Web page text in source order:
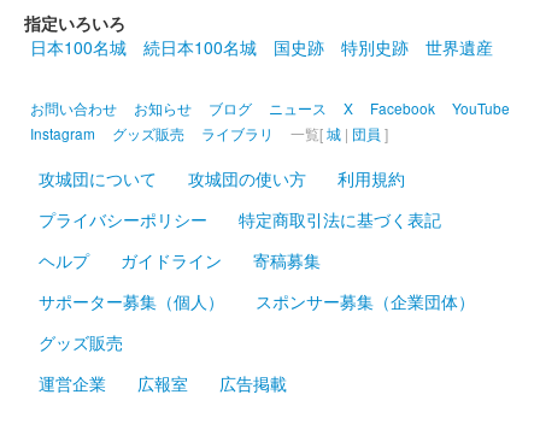
指定いろいろ
日本100名城
続日本100名城 国史跡 特別史跡 世界遺産
お問い合わせ お知らせ ブログ ニュース X Facebook
YouTube
Instagram
グッズ販売 ライブラリ 一覧[城 | 団員 ]
攻城団について 攻城団の使い方
利用規約
プライバシーポリシー
特定商取引法に基づく表記
ヘルプ
ガイドライン
寄稿募集
サポーター募集（個人）
スポンサー募集（企業団体）
グッズ販売
運営企業
広報室 広告掲載